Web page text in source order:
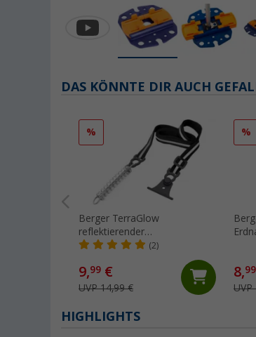
DAS KÖNNTE DIR AUCH
%
Berger TerraGlow
reflektierender
Markisenabspanngurt (1
(2)
9,99 €
UVP 14,99 €
%
8,99
UVP
HIGHLIGHTS